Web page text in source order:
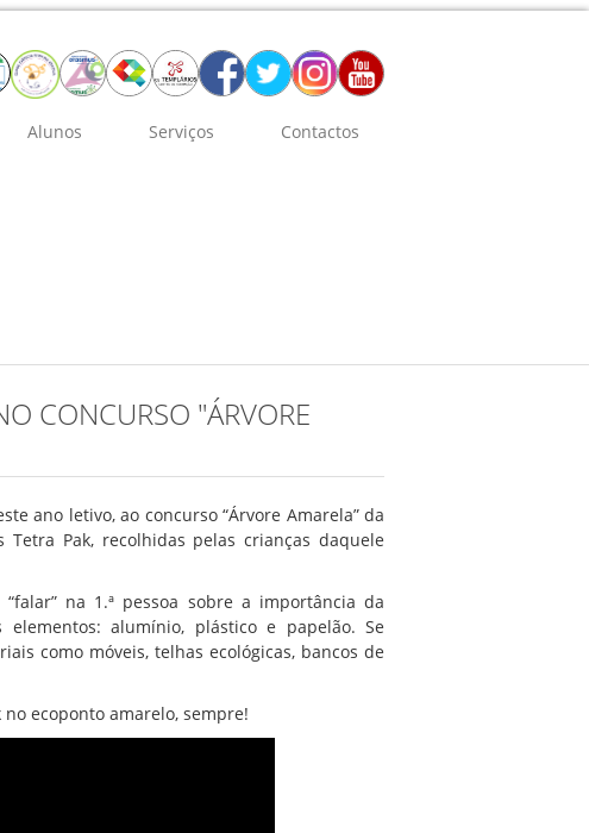
Alunos Serviços Contactos
CONCURSO "ÁRVORE
ano letivo, ao concurso “Árvore Amarela” da
Pak, recolhidas pelas crianças daquele
na 1.ª pessoa sobre a importância da
alumínio, plástico e papelão. Se
como móveis, telhas ecológicas, bancos de
ecoponto amarelo, sempre!